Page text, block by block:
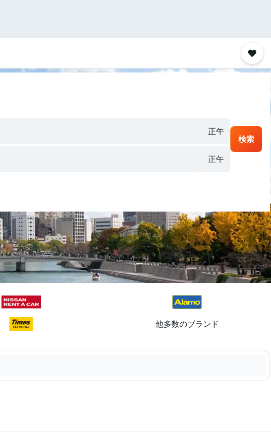
正午
正午
検索
他多数のブランド